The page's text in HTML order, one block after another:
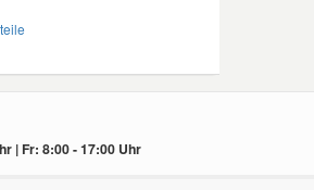
| Fr: 8:00 - 17:00 Uhr